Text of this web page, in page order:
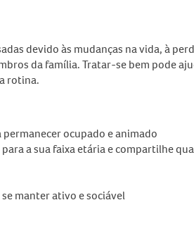
devido às mudanças na vida, à
da família. Tratar-se bem pode
rotina.
ocupado e animado
a sua faixa etária e compartilhe
manter ativo e sociável